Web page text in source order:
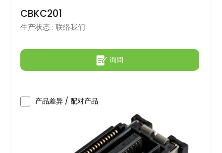
CBKC201
生产状态 : 联络我们
询問
产品差异 / 配对产品